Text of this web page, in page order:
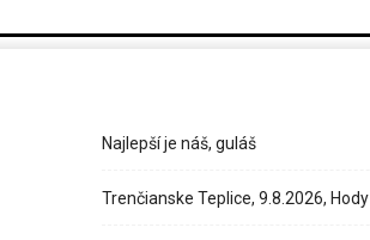
Najlepší je náš, guláš
Trenčianske Teplice, 9.8.2026, Hody